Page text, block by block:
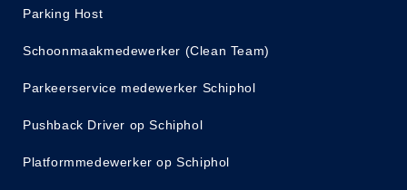
Parking Host
Schoonmaakmedewerker (Clean Team)
Parkeerservice medewerker Schiphol
Pushback Driver op Schiphol
Platformmedewerker op Schiphol